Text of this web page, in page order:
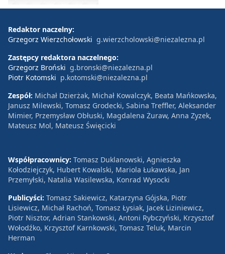
Redaktor naczelny:
Grzegorz Wierzchołowski g.wierzcholowski@niezalezna.pl
Zastępcy redaktora naczelnego:
Grzegorz Broński g.bronski@niezalezna.pl
Piotr Kotomski p.kotomski@niezalezna.pl
Zespół: Michał Dzierżak, Michał Kowalczyk, Beata Mańkowska,
Janusz Milewski, Tomasz Grodecki, Sabina Treffler, Aleksander
Mimier, Przemysław Obłuski, Magdalena Żuraw, Anna Zyzek,
Mateusz Mol, Mateusz Święcicki
Współpracownicy: Tomasz Duklanowski, Agnieszka
Kołodziejczyk, Hubert Kowalski, Mariola Łukawska, Jan
Przemyłski, Natalia Wasilewska, Konrad Wysocki
Publicyści: Tomasz Sakiewicz, Katarzyna Gójska, Piotr
Lisiewicz, Michał Rachoń, Tomasz Łysiak, Jacek Liziniewicz,
Piotr Nisztor, Adrian Stankowski, Antoni Rybczyński, Krzysztof
Wołodźko, Krzysztof Karnkowski, Tomasz Teluk, Marcin
Herman